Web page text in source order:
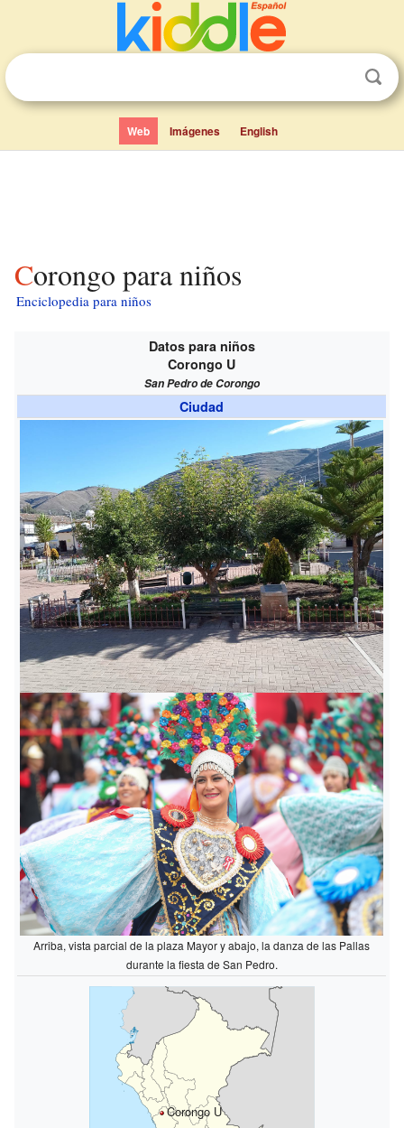
Web Imágenes English
Corongo para niños
Enciclopedia para niños
Datos para niños
Corongo U
San Pedro de Corongo
Ciudad
Arriba, vista parcial de la plaza Mayor y abajo, la danza de las Pallas
durante la fiesta de San Pedro.
Corongo U